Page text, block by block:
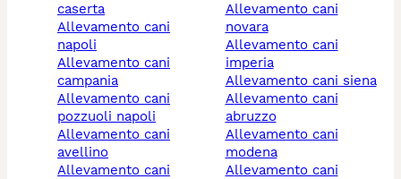
caserta
allevamento cani
napoli
allevamento cani
campania
allevamento cani
pozzuoli napoli
allevamento cani
avellino
allevamento cani
allevamento cani
novara
allevamento cani
imperia
allevamento cani siena
allevamento cani
abruzzo
allevamento cani
modena
allevamento cani